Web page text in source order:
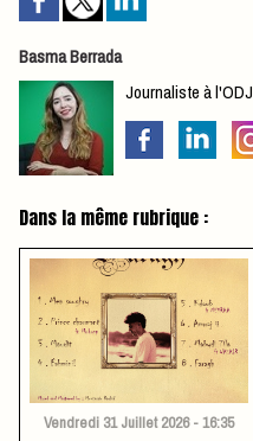
Basma Berrada
Journaliste à l'ODJ
Dans la même rubrique :
Vendredi 31 Juillet 2026 - 16:35